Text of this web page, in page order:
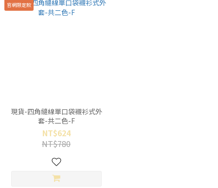
官網限定款
現貨-四角縫線單口袋襯衫式外
套-共二色-F
NT$624
NT$780